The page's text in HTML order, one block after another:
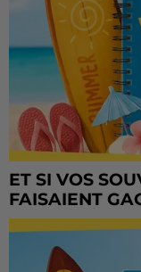
ET SI VOS
FAISAIENT